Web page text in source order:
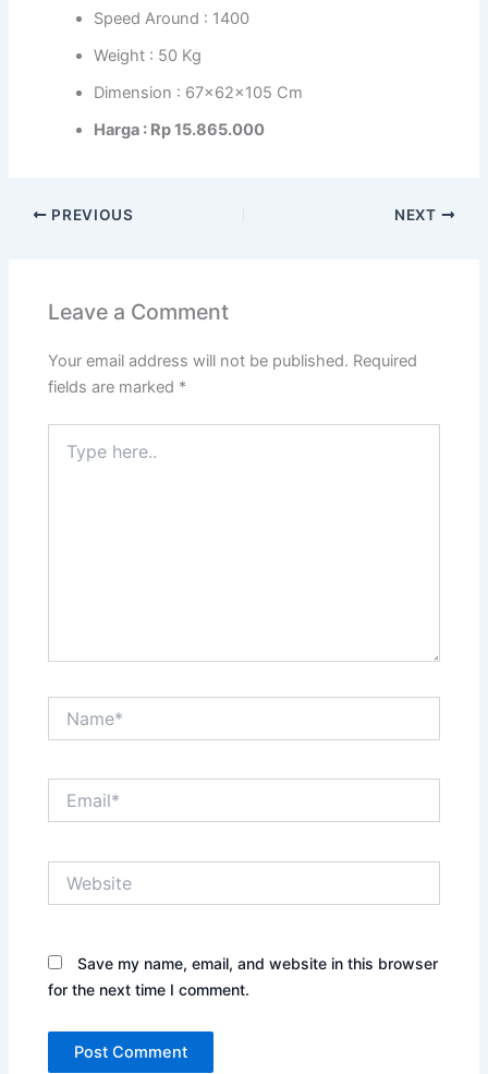
Speed Around : 1400
Weight : 50 Kg
Dimension : 67x62x105 Cm
Harga : Rp 15.865.000
PREVIOUS NEXT
Leave a Comment
Your email address will not be published. Required
fields are marked *
here..
Save my name, email, and website in this browser
for the next time I comment.